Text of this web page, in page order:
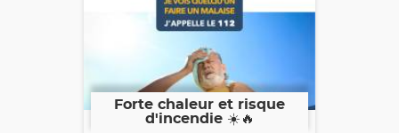
Forte chaleur et risque
d'incendie ☀️🔥